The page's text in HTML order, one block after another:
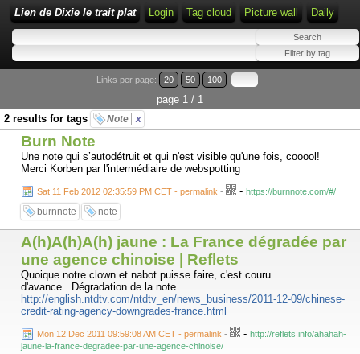
Lien de Dixie le trait plat Login Tag cloud Picture wall Daily
Links per page: 20 50 100
page 1 / 1
2 results for tags
Note x
Burn Note
Une note qui s’autodétruit et qui n'est visible qu'une fois, cooool!
Merci Korben par l'intermédiaire de webspotting
Sat 11 Feb 2012 02:35:59 PM CET - permalink - - https://burnnote.com/#/
burnnote note
A(h)A(h)A(h) jaune : La France dégradée par
une agence chinoise | Reflets
Quoique notre clown et nabot puisse faire, c'est couru
d'avance...Dégradation de la note.
http://english.ntdtv.com/ntdtv_en/news_business/2011-12-09/chinese-
credit-rating-agency-downgrades-france.html
Mon 12 Dec 2011 09:59:08 AM CET - permalink - - http://reflets.info/ahahah-
jaune-la-france-degradee-par-une-agence-chinoise/